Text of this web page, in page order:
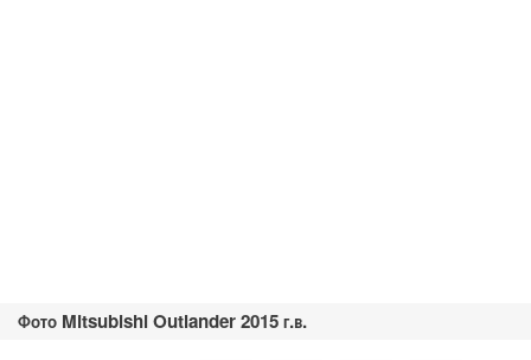
Фото Mitsubishi Outlander 2015 г.в.